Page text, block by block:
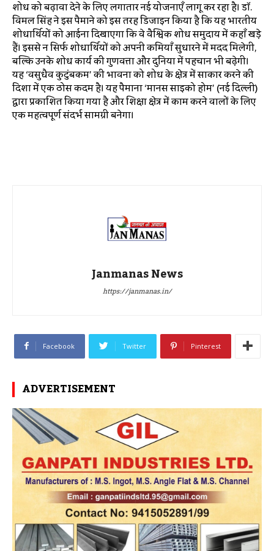
शोध को बढ़ावा देने के लिए लगातार नई योजनाएँ लागू कर रहा है। डॉ.
विमल सिंह ने इस पैमाने को इस तरह डिजाइन किया है कि यह भारतीय
शोधार्थियों को आईना दिखाएगा कि वे वैश्विक शोध समुदाय में कहाँ खड़े
हैं। इससे न सिर्फ शोधार्थियों को अपनी कमियाँ सुधारने में मदद मिलेगी,
बल्कि उनके शोध कार्य की गुणवत्ता और दुनिया में पहचान भी बढ़ेगी।
यह ‘वसुधैव कुटुंबकम’ की भावना को शोध के क्षेत्र में साकार करने की
दिशा में एक ठोस कदम है। यह पैमाना ‘मानस साइको होम’ (नई दिल्ली)
द्वारा प्रकाशित किया गया है और शिक्षा क्षेत्र में काम करने वालों के लिए
एक महत्वपूर्ण संदर्भ सामग्री बनेगा।
Janmanas News
https://janmanas.in/
Facebook Twitter Pinterest
ADVERTISEMENT